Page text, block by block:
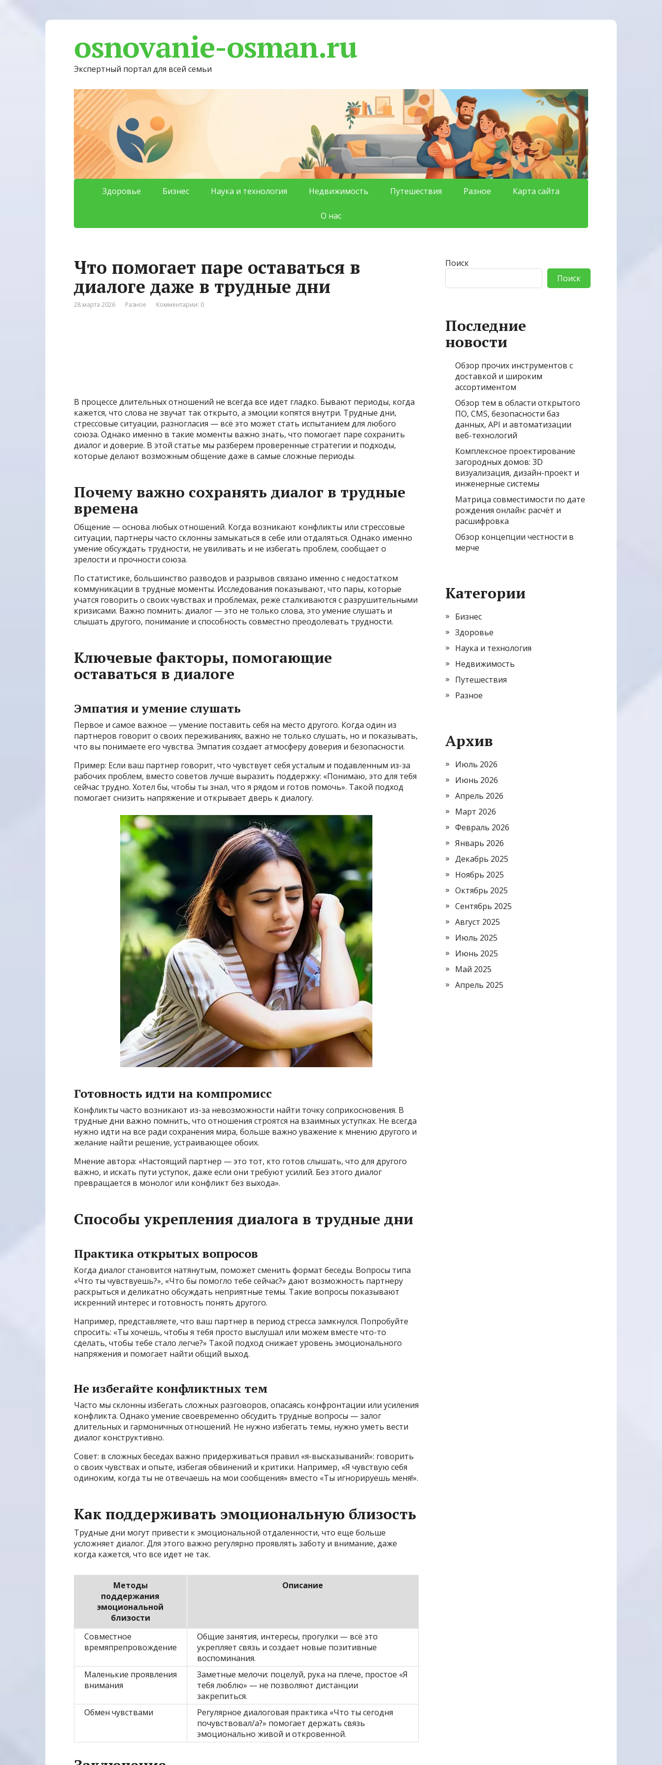
osnovanie-osman.ru
Экспертный портал для всей семьи
Здоровье Бизнес Наука и технология Недвижимость Путешествия Разное Карта сайта
О нас
Что помогает паре оставаться в
диалоге даже в трудные дни
28 марта 2026 Разное Комментарии: 0
В процессе длительных отношений не всегда все идет гладко. Бывают периоды, когда
кажется, что слова не звучат так открыто, а эмоции копятся внутри. Трудные дни,
стрессовые ситуации, разногласия — всё это может стать испытанием для любого
союза. Однако именно в такие моменты важно знать, что помогает паре сохранить
диалог и доверие. В этой статье мы разберем проверенные стратегии и подходы,
которые делают возможным общение даже в самые сложные периоды.
Почему важно сохранять диалог в трудные
времена
Общение — основа любых отношений. Когда возникают конфликты или стрессовые
ситуации, партнеры часто склонны замыкаться в себе или отдаляться. Однако именно
умение обсуждать трудности, не увиливать и не избегать проблем, сообщает о
зрелости и прочности союза.
По статистике, большинство разводов и разрывов связано именно с недостатком
коммуникации в трудные моменты. Исследования показывают, что пары, которые
учатся говорить о своих чувствах и проблемах, реже сталкиваются с разрушительными
кризисами. Важно помнить: диалог — это не только слова, это умение слушать и
слышать другого, понимание и способность совместно преодолевать трудности.
Ключевые факторы, помогающие
оставаться в диалоге
Эмпатия и умение слушать
Первое и самое важное — умение поставить себя на место другого. Когда один из
партнеров говорит о своих переживаниях, важно не только слушать, но и показывать,
что вы понимаете его чувства. Эмпатия создает атмосферу доверия и безопасности.
Пример: Если ваш партнер говорит, что чувствует себя усталым и подавленным из-за
рабочих проблем, вместо советов лучше выразить поддержку: «Понимаю, это для тебя
сейчас трудно. Хотел бы, чтобы ты знал, что я рядом и готов помочь». Такой подход
помогает снизить напряжение и открывает дверь к диалогу.
Готовность идти на компромисс
Конфликты часто возникают из-за невозможности найти точку соприкосновения. В
трудные дни важно помнить, что отношения строятся на взаимных уступках. Не всегда
нужно идти на все ради сохранения мира, больше важно уважение к мнению другого и
желание найти решение, устраивающее обоих.
Мнение автора: «Настоящий партнер — это тот, кто готов слышать, что для другого
важно, и искать пути уступок, даже если они требуют усилий. Без этого диалог
превращается в монолог или конфликт без выхода».
Способы укрепления диалога в трудные дни
Практика открытых вопросов
Когда диалог становится натянутым, поможет сменить формат беседы. Вопросы типа
«Что ты чувствуешь?», «Что бы помогло тебе сейчас?» дают возможность партнеру
раскрыться и деликатно обсуждать неприятные темы. Такие вопросы показывают
искренний интерес и готовность понять другого.
Например, представляете, что ваш партнер в период стресса замкнулся. Попробуйте
спросить: «Ты хочешь, чтобы я тебя просто выслушал или можем вместе что-то
сделать, чтобы тебе стало легче?» Такой подход снижает уровень эмоционального
напряжения и помогает найти общий выход.
Не избегайте конфликтных тем
Часто мы склонны избегать сложных разговоров, опасаясь конфронтации или усиления
конфликта. Однако умение своевременно обсудить трудные вопросы — залог
длительных и гармоничных отношений. Не нужно избегать темы, нужно уметь вести
диалог конструктивно.
Совет: в сложных беседах важно придерживаться правил «я-высказываний»: говорить
о своих чувствах и опыте, избегая обвинений и критики. Например, «Я чувствую себя
одиноким, когда ты не отвечаешь на мои сообщения» вместо «Ты игнорируешь меня!».
Как поддерживать эмоциональную близость
Трудные дни могут привести к эмоциональной отдаленности, что еще больше
усложняет диалог. Для этого важно регулярно проявлять заботу и внимание, даже
когда кажется, что все идет не так.
Методы
поддержания
эмоциональной
близости
Описание
Совместное
времяпрепровождение
Общие занятия, интересы, прогулки — всё это
укрепляет связь и создает новые позитивные
воспоминания.
Маленькие проявления
внимания
Заметные мелочи: поцелуй, рука на плече, простое «Я
тебя люблю» — не позволяют дистанции
закрепиться.
Обмен чувствами
Регулярное диалоговая практика «Что ты сегодня
почувствовал/а?» помогает держать связь
эмоционально живой и откровенной.
Поиск
Поиск
Последние
новости
Обзор прочих инструментов с
доставкой и широким
ассортиментом
Обзор тем в области открытого
ПО, CMS, безопасности баз
данных, API и автоматизации
веб-технологий
Комплексное проектирование
загородных домов: 3D
визуализация, дизайн-проект и
инженерные системы
Матрица совместимости по дате
рождения онлайн: расчёт и
расшифровка
Обзор концепции честности в
мерче
Категории
Бизнес
Здоровье
Наука и технология
Недвижимость
Путешествия
Разное
Архив
Июль 2026
Июнь 2026
Апрель 2026
Март 2026
Февраль 2026
Январь 2026
Декабрь 2025
Ноябрь 2025
Октябрь 2025
Сентябрь 2025
Август 2025
Июль 2025
Июнь 2025
Май 2025
Апрель 2025